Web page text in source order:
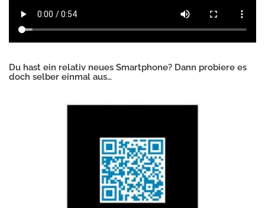
Du hast ein relativ neues Smartphone? Dann probiere es
doch selber einmal aus…